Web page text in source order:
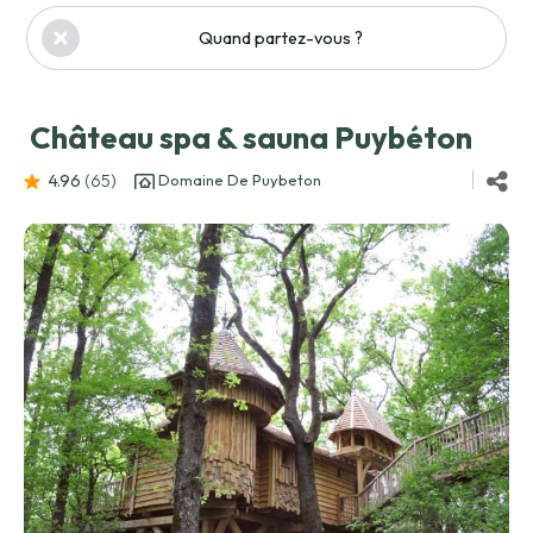
Quand partez-vous ?
Château spa & sauna Puybéton
4.96 (65) Domaine De Puybeton